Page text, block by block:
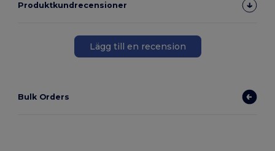
Produktkundrecensioner
Lägg till en recension
Bulk Orders